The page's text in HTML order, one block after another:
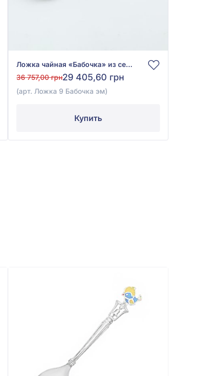
Ложка чайная «Бабочка» из серебра 925° с эмалью, арт. Ложка 9 Бабочка эм
36 757,00 грн29 405,60 грн
(арт. Ложка 9 Бабочка эм)
Купить